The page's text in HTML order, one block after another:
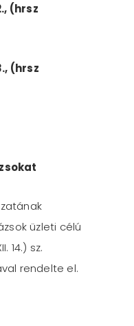
(hrsz
(hrsz
üzleti célú
14.) sz.
rendelte el.